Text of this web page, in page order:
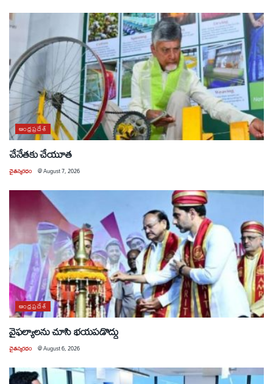
ఆంధ్రప్రదేశ్
చేనేతకు చేయూత
చైతన్యరధం @August 7, 2026
ఆంధ్రప్రదేశ్
వైఫల్యాలను చూసి భయపడొద్దు
చైతన్యరధం @August 6, 2026